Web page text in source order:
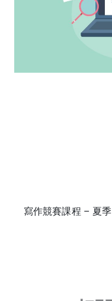
寫作競賽課程 – 夏季